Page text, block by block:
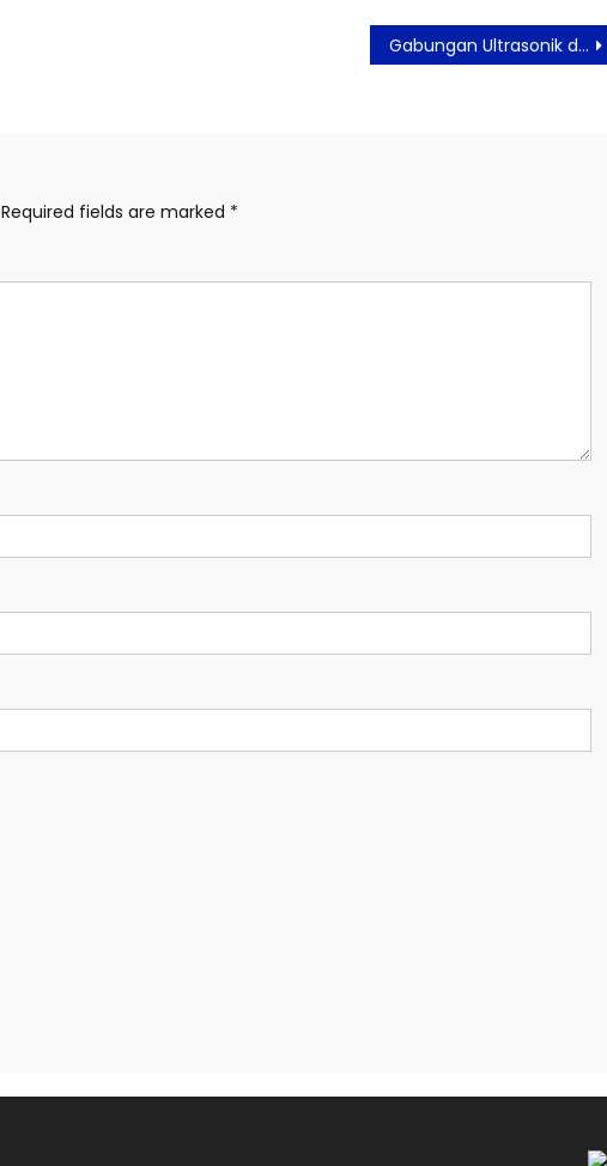
Gabungan Ultrasonik dan Gelembung Jadikan Perekat Medis Lebih Lengket
Required fields are marked *